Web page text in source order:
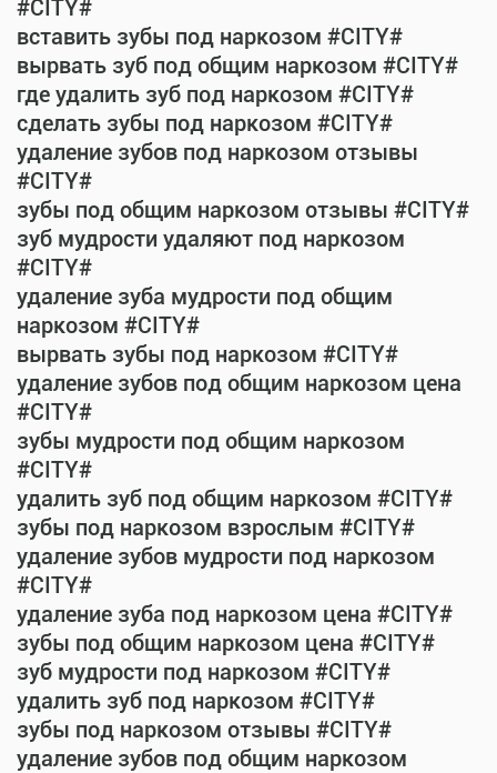
#CITY#
вставить зубы под наркозом #CITY#
вырвать зуб под общим наркозом #CITY#
где удалить зуб под наркозом #CITY#
сделать зубы под наркозом #CITY#
удаление зубов под наркозом отзывы
#CITY#
зубы под общим наркозом отзывы #CITY#
зуб мудрости удаляют под наркозом
#CITY#
удаление зуба мудрости под общим
наркозом #CITY#
вырвать зубы под наркозом #CITY#
удаление зубов под общим наркозом цена
#CITY#
зубы мудрости под общим наркозом
#CITY#
удалить зуб под общим наркозом #CITY#
зубы под наркозом взрослым #CITY#
удаление зубов мудрости под наркозом
#CITY#
удаление зуба под наркозом цена #CITY#
зубы под общим наркозом цена #CITY#
зуб мудрости под наркозом #CITY#
удалить зуб под наркозом #CITY#
зубы под наркозом отзывы #CITY#
удаление зубов под общим наркозом